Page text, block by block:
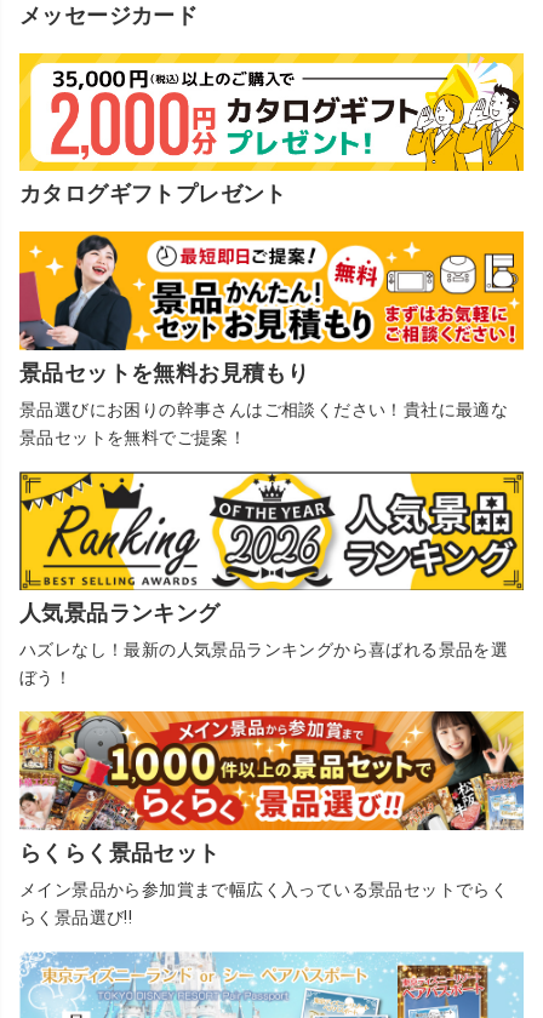
メッセージカード
カタログギフトプレゼント
景品セットを無料お見積もり
景品選びにお困りの幹事さんはご相談ください！貴社に最適な
景品セットを無料でご提案！
人気景品ランキング
ハズレなし！最新の人気景品ランキングから喜ばれる景品を選
ぼう！
らくらく景品セット
メイン景品から参加賞まで幅広く入っている景品セットでらく
らく景品選び!!